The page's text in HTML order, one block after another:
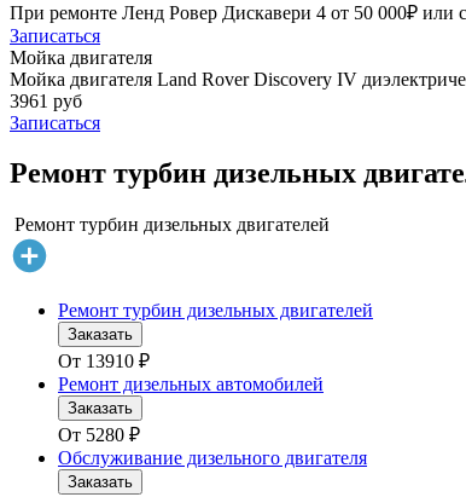
При ремонте Ленд Ровер Дискавери 4 от 50 000₽ или
Записаться
Мойка двигателя
Мойка двигателя Land Rover Discovery IV
3961 руб
Записаться
Ремонт турбин дизельных
Ремонт турбин дизельных двигателей
Ремонт турбин дизельных двигателей
Заказать
От 13910 ₽
Ремонт дизельных автомобилей
Заказать
От 5280 ₽
Обслуживание дизельного двигателя
Заказать